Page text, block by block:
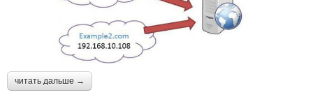
читать дальше →